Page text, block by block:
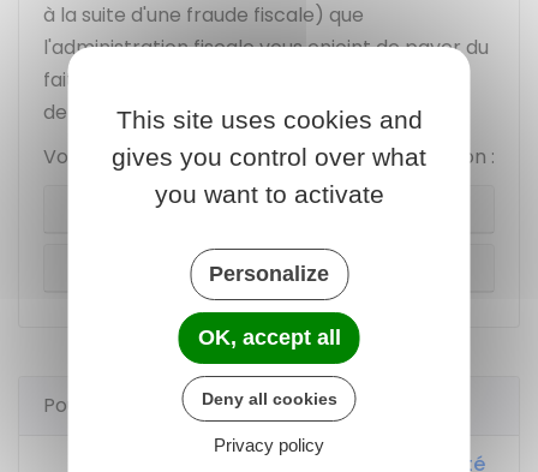
à la suite d'une fraude fiscale) que
l'administration fiscale vous enjoint de payer du
fait de la solidarité des époux (ou partenaires
de Pacs) devant l'impôt.
Vous pouvez agir en fonction de votre situation :
Difficultés financières
Fraude
Pour en savoir plus
Demande en décharge de responsabilité
This site uses cookies and
gives you control over what
you want to activate
Personalize
OK, accept all
Deny all cookies
Privacy policy